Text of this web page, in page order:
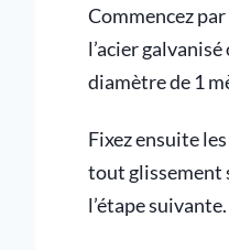
Commencez
l’acier
diamètre de 1
Fixez ensuite
tout glissement
l’étape suivante.